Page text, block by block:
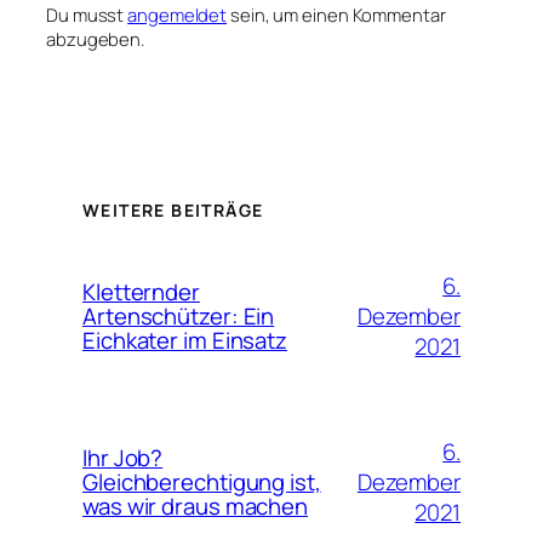
Du musstangemeldetsein, um einen Kommentar
abzugeben.
WEITERE BEITRÄGE
Kletternder
Artenschützer: Ein
Eichkater im Einsatz
6.
Dezember
2021
Ihr Job?
Gleichberechtigung ist,
was wir draus machen
6.
Dezember
2021